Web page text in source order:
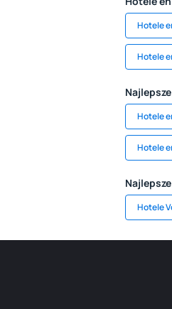
Hotele
Hotele
Hotele
Hotele
Hotele